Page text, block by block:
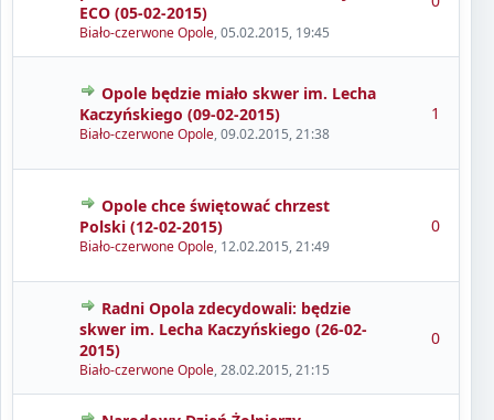
ECO (05-02-2015)
Biało-czerwone Opole,05.02.2015, 19:45
Opole będzie miało skwer im. Lecha
Kaczyńskiego (09-02-2015)
Biało-czerwone Opole,09.02.2015, 21:38
1
Opole chce świętować chrzest
Polski (12-02-2015)
Biało-czerwone Opole, 12.02.2015, 21:49
0
Radni Opola zdecydowali: będzie
skwer im. Lecha Kaczyńskiego (26-02-
2015)
Biało-czerwone Opole,28.02.2015, 21:15
0